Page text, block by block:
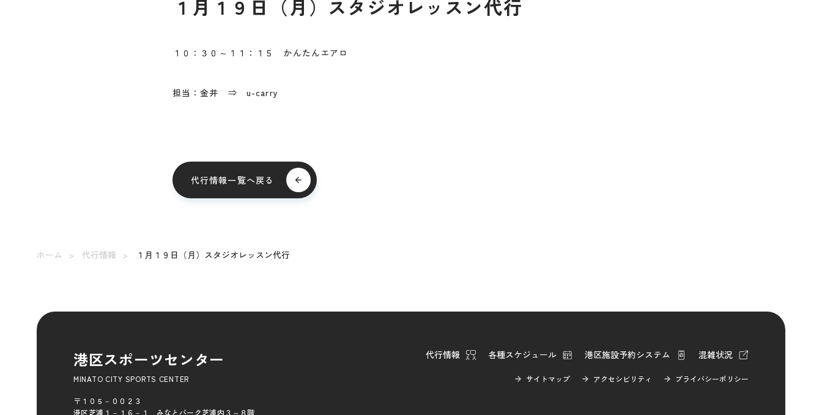
１月１９日（月）スタジオレッスン代行
１０：３０～１１：１５ かんたんエアロ
担当：金井 ⇒ u-carry
代行情報一覧へ戻る
ホーム 代行情報 １月１９日（月）スタジオレッスン代行
港区スポーツセンター
MINATO CITY SPORTS CENTER
〒１０５－００２３
港区芝浦１－１６－１ みなとパーク芝浦内３～８階
代行情報 各種スケジュール 港区施設予約システム 混雑状況
サイトマップ アクセシビリティ プライバシーポリシー